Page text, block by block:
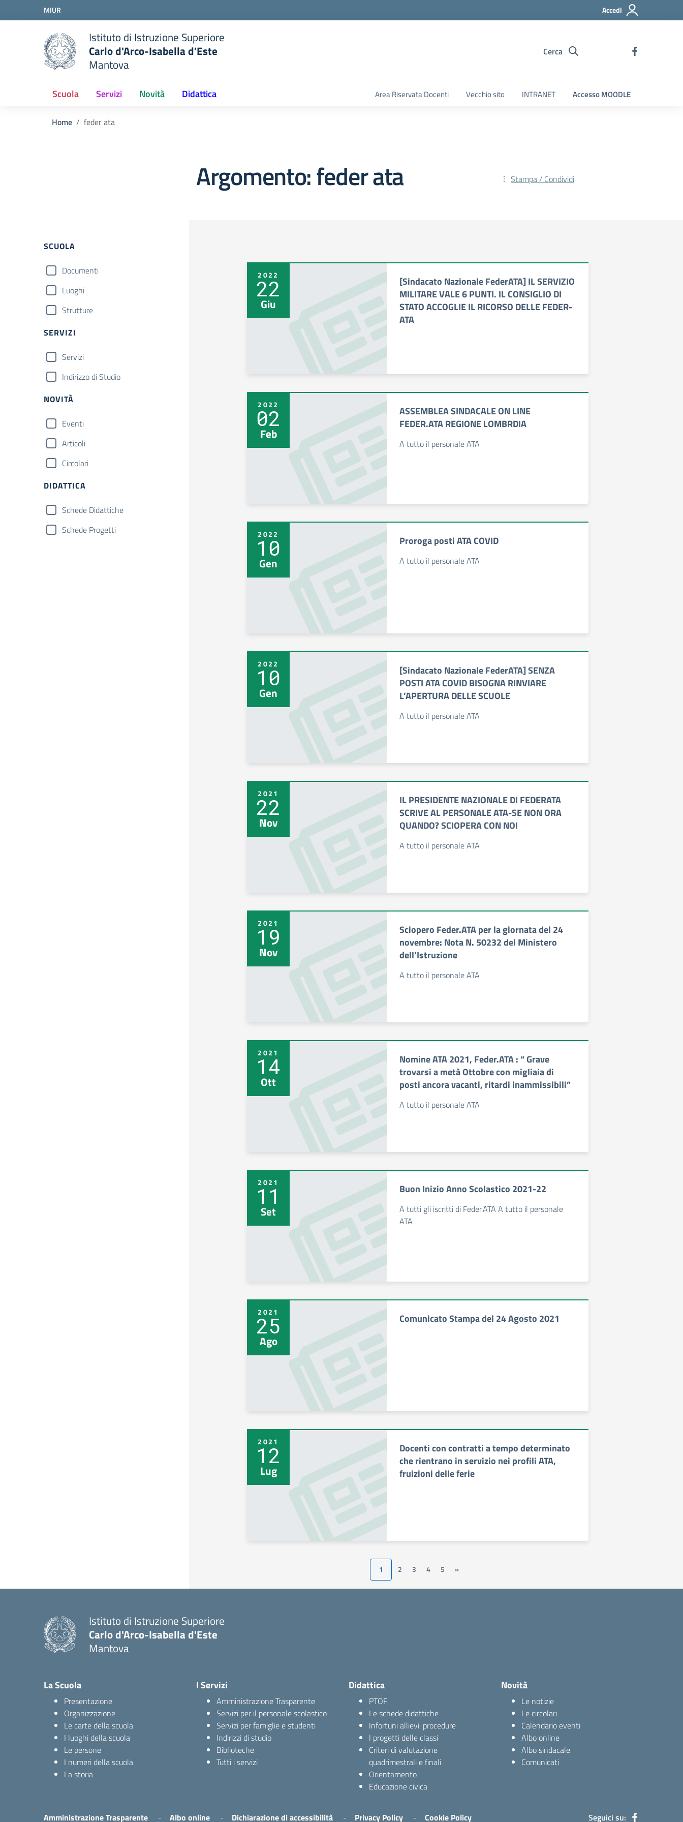
Vai ai contenuti
Vai al menu di navigazione
Vai al footer
MIUR Accedi
Istituto di Istruzione Superiore
Carlo d'Arco-Isabella d'Este
Mantova
Cerca
Area Riservata Docenti Vecchio sito INTRANET Accesso MOODLE
Scuola Servizi Novità Didattica
Home feder ata
Argomento: feder ata Stampa / Condividi
SCUOLA
Documenti
Luoghi
Strutture
SERVIZI
Servizi
Indirizzo di Studio
NOVITÀ
Eventi
Articoli
Circolari
DIDATTICA
Schede Didattiche
Schede Progetti
2022
22
Giu
[Sindacato Nazionale FederATA] IL SERVIZIO
MILITARE VALE 6 PUNTI. IL CONSIGLIO DI
STATO ACCOGLIE IL RICORSO DELLE FEDER-
ATA
2022
02
Feb
ASSEMBLEA SINDACALE ON LINE
FEDER.ATA REGIONE LOMBRDIA
A tutto il personale ATA
2022
10
Gen
Proroga posti ATA COVID
A tutto il personale ATA
2022
10
Gen
[Sindacato Nazionale FederATA] SENZA
POSTI ATA COVID BISOGNA RINVIARE
L’APERTURA DELLE SCUOLE
A tutto il personale ATA
2021
22
Nov
IL PRESIDENTE NAZIONALE DI FEDERATA
SCRIVE AL PERSONALE ATA-SE NON ORA
QUANDO? SCIOPERA CON NOI
A tutto il personale ATA
2021
19
Nov
Sciopero Feder.ATA per la giornata del 24
novembre: Nota N. 50232 del Ministero
dell’Istruzione
A tutto il personale ATA
2021
14
Ott
Nomine ATA 2021, Feder.ATA : “ Grave
trovarsi a metà Ottobre con migliaia di
posti ancora vacanti, ritardi inammissibili”
A tutto il personale ATA
2021
11
Set
Buon Inizio Anno Scolastico 2021-22
A tutti gli iscritti di Feder.ATA A tutto il personale
ATA
2021
25
Ago
Comunicato Stampa del 24 Agosto 2021
2021
12
Lug
Docenti con contratti a tempo determinato
che rientrano in servizio nei profili ATA,
fruizioni delle ferie
1 2 3 4 5 »
Istituto di Istruzione Superiore
Carlo d'Arco-Isabella d'Este
Mantova
La Scuola
Presentazione
Organizzazione
Le carte della scuola
I luoghi della scuola
Le persone
I numeri della scuola
La storia
I Servizi
Amministrazione Trasparente
Servizi per il personale scolastico
Servizi per famiglie e studenti
Indirizzi di studio
Biblioteche
Tutti i servizi
Didattica
PTOF
Le schede didattiche
Infortuni allievi: procedure
I progetti delle classi
Criteri di valutazione
quadrimestrali e finali
Orientamento
Educazione civica
Novità
Le notizie
Le circolari
Calendario eventi
Albo online
Albo sindacale
Comunicati
Amministrazione Trasparente Albo online Dichiarazione di accessibilità Privacy Policy Cookie Policy Seguici su: